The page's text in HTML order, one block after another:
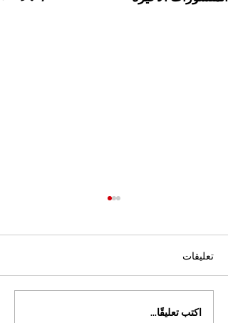
انطلق نحو مستقبلك: الجامعة
تعليقات
اكتب تعليقًا...